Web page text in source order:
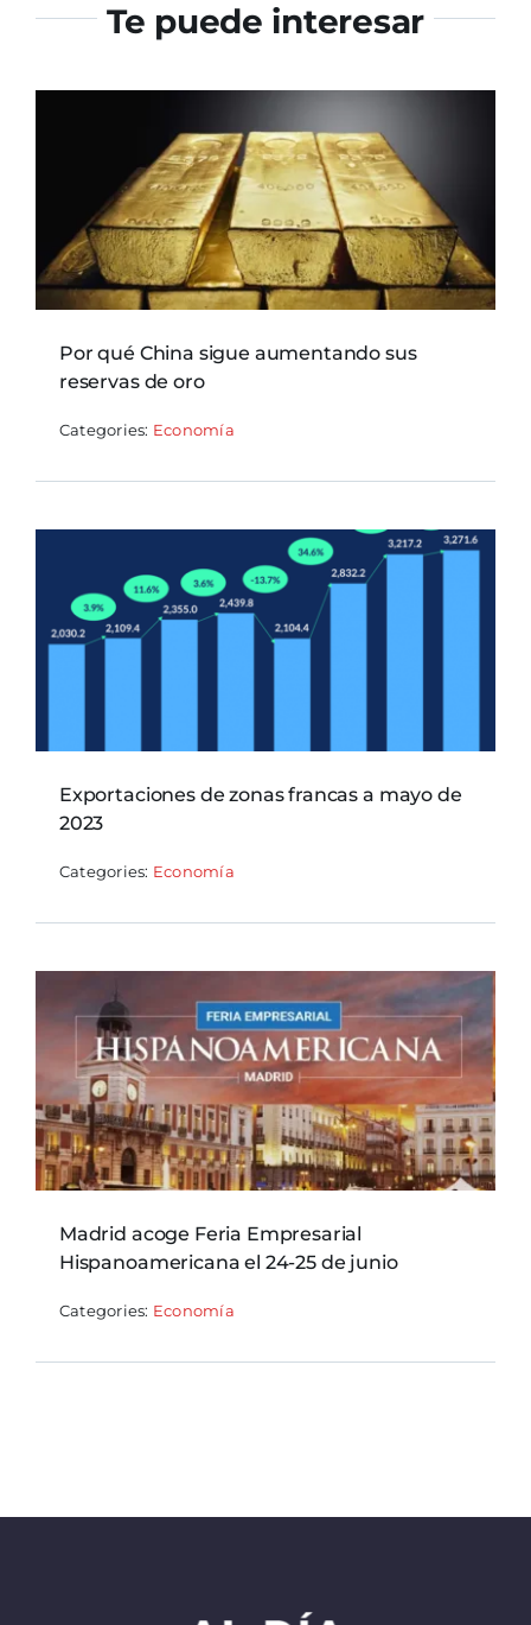
Te puede interesar
Por qué China sigue aumentando sus
reservas de oro
Categories: Economía
Exportaciones de zonas francas a mayo de
2023
Categories: Economía
Madrid acoge Feria Empresarial
Hispanoamericana el 24-25 de junio
Categories: Economía